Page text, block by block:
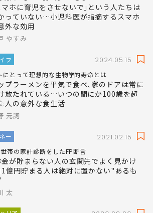
マホに育児をさせないで｣という人たちは
っていない…小児科医が指摘するスマホ
外な効用
やすみ
フ 2024.05.15
にとって理想的な生物学的寿命とは
プラーメンを平気で食べ､家のドアは常に
放たれている…いつの間にか100歳を超
人の意外な食生活
元詞
ー 2021.02.15
帯の家計診断をしたFP断言
金が貯まらない人の玄関先でよく見かけ
1億円貯まる人は絶対に置かない"あるも
太